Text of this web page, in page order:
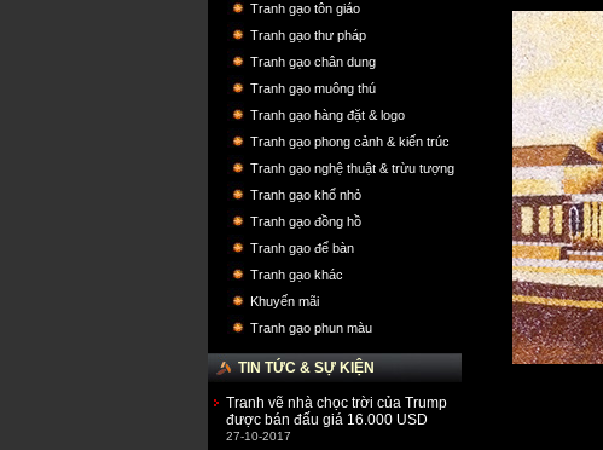
Tranh gạo tôn giáo
Tranh gạo thư pháp
Tranh gạo chân dung
Tranh gạo muông thú
Tranh gạo hàng đặt & logo
Tranh gạo phong cảnh & kiến trúc
Tranh gạo nghệ thuật & trừu tượng
Tranh gạo khổ nhỏ
Tranh gạo đồng hồ
Tranh gạo để bàn
Tranh gạo khác
Khuyến mãi
Tranh gạo phun màu
TIN TỨC & SỰ KIỆN
Tranh vẽ nhà chọc trời của Trump
được bán đấu giá 16.000 USD
27-10-2017